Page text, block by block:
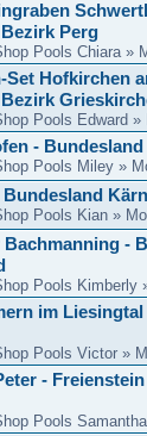
Perg
Pools Chiara »
Set Hofkirchen
Pools Edward
-
Pools Miley »
Bundesland
Pools Kian »
-
Pools Kimberly
im
Pools Victor »
-
Pools